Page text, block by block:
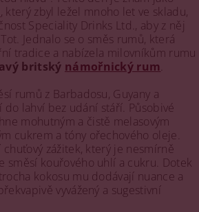
, který zbyl ležel mnoho let ve skladu,
Speciality Drinks Ltd., aby z něj
Jednalo se o směs rumů, která
tradice a nabízela milovníkům rumu
britský námořnický rum
rumů z Barbadosu, Guyany a
do lahví bez udání stáří. Působivé
mohutným a čistě melasovým
cukrem a tóny ořechového oleje.
zážitek, který je nesmírně
směsí kouřového uhlí a cukru. Dotek
kokosu mu dodávají nuance a
vyvážený a sugestivní